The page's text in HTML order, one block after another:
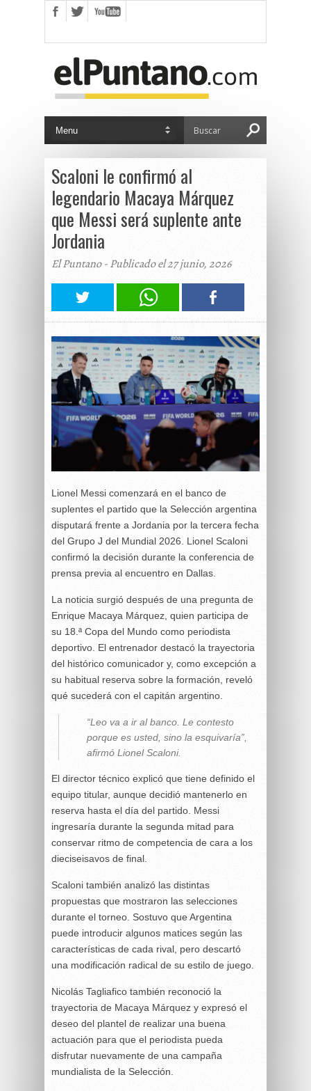
Scaloni le confirmó al
legendario Macaya Márquez
que Messi será suplente ante
Jordania
El Puntano - Publicado el 27 junio, 2026
Lionel Messi comenzará en el banco de
suplentes el partido que la Selección argentina
disputará frente a Jordania por la tercera fecha
del Grupo J del Mundial 2026. Lionel Scaloni
confirmó la decisión durante la conferencia de
prensa previa al encuentro en Dallas.
La noticia surgió después de una pregunta de
Enrique Macaya Márquez, quien participa de
su 18.ª Copa del Mundo como periodista
deportivo. El entrenador destacó la trayectoria
del histórico comunicador y, como excepción a
su habitual reserva sobre la formación, reveló
qué sucederá con el capitán argentino.
“Leo va a ir al banco. Le contesto
porque es usted, sino la esquivaría”,
afirmó Lionel Scaloni.
El director técnico explicó que tiene definido el
equipo titular, aunque decidió mantenerlo en
reserva hasta el día del partido. Messi
ingresaría durante la segunda mitad para
conservar ritmo de competencia de cara a los
dieciseisavos de final.
Scaloni también analizó las distintas
propuestas que mostraron las selecciones
durante el torneo. Sostuvo que Argentina
puede introducir algunos matices según las
características de cada rival, pero descartó
una modificación radical de su estilo de juego.
Nicolás Tagliafico también reconoció la
trayectoria de Macaya Márquez y expresó el
deseo del plantel de realizar una buena
actuación para que el periodista pueda
disfrutar nuevamente de una campaña
mundialista de la Selección.